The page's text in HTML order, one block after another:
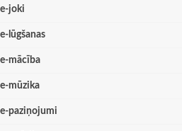
e-joki
e-lūgšanas
e-mācība
e-mūzika
e-paziņojumi